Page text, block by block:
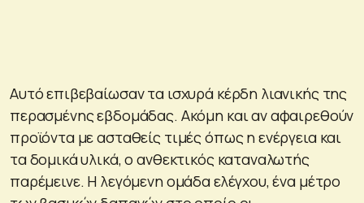
Αυτό επιβεβαίωσαν τα ισχυρά κέρδη λιανικής της
περασμένης εβδομάδας. Ακόμη και αν αφαιρεθούν
προϊόντα με ασταθείς τιμές όπως η ενέργεια και
τα δομικά υλικά, ο ανθεκτικός καταναλωτής
παρέμεινε. Η λεγόμενη ομάδα ελέγχου, ένα μέτρο